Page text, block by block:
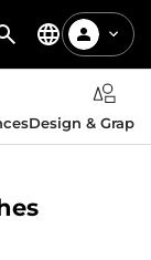
Design &